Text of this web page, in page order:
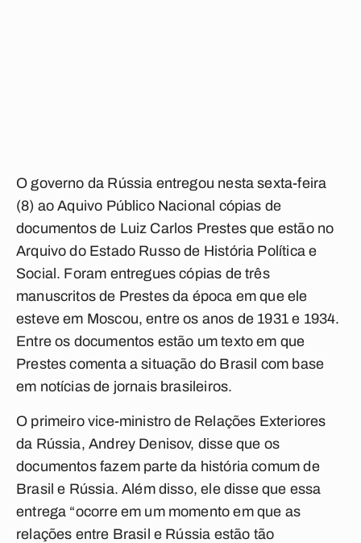
O governo da Rússia entregou nesta sexta-feira
(8) ao Aquivo Público Nacional cópias de
documentos de Luiz Carlos Prestes que estão no
Arquivo do Estado Russo de História Política e
Social. Foram entregues cópias de três
manuscritos de Prestes da época em que ele
esteve em Moscou, entre os anos de 1931 e 1934.
Entre os documentos estão um texto em que
Prestes comenta a situação do Brasil com base
em notícias de jornais brasileiros.
O primeiro vice-ministro de Relações Exteriores
da Rússia, Andrey Denisov, disse que os
documentos fazem parte da história comum de
Brasil e Rússia. Além disso, ele disse que essa
entrega “ocorre em um momento em que as
relações entre Brasil e Rússia estão tão